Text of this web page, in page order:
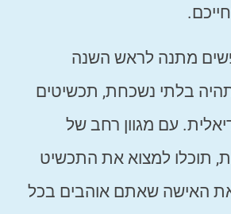
מתנה לראש השנה
בלתי נשכחת, תכשיטים
עם מגוון רחב של
תוכלו למצוא את התכשיט
האישה שאתם אוהבים בכל